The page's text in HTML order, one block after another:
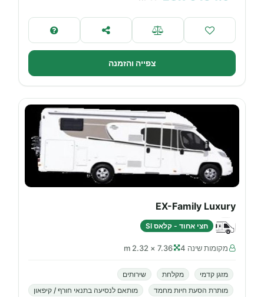
צפייה והזמנה
EX-Family Luxury
חצי אחוד - קלאס SI
מקומות שינה 4 7.36 × 2.32 m
מזגן קדמי מקלחת
שירותים
מותרת הסעת חיות מחמד
מותאם לנסיעה בתנאי חורף / קיפאון